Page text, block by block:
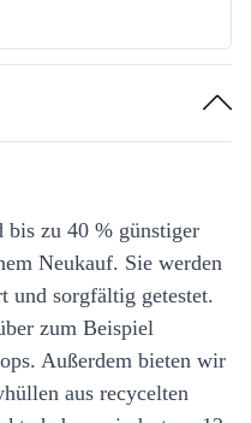
bis zu 40 % günstiger
Neukauf. Sie werden
und sorgfältig getestet.
zum Beispiel
Außerdem bieten wir
aus recycelten